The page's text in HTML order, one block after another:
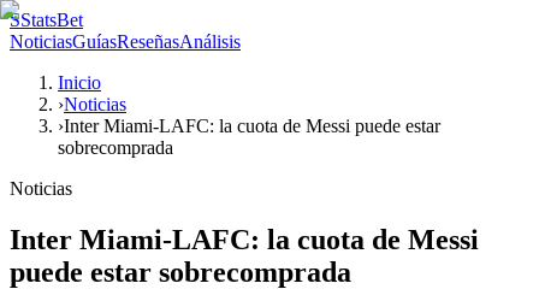
SStatsBet
NoticiasGuíasReseñasAnálisis
Inicio
›Noticias
›Inter Miami-LAFC: la cuota de Messi puede estar
sobrecomprada
Noticias
Inter Miami-LAFC: la cuota de Messi
puede estar sobrecomprada